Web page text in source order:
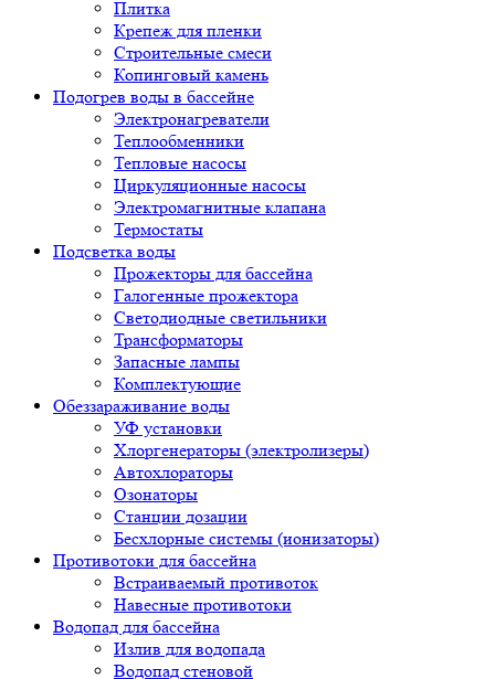
Плитка
Крепеж для пленки
Строительные смеси
Копинговый камень
Подогрев воды в бассейне
Электронагреватели
Теплообменники
Тепловые насосы
Циркуляционные насосы
Электромагнитные клапана
Термостаты
Подсветка воды
Прожекторы для бассейна
Галогенные прожектора
Светодиодные светильники
Трансформаторы
Запасные лампы
Комплектующие
Обеззараживание воды
УФ установки
Хлоргенераторы (электролизеры)
Автохлораторы
Озонаторы
Станции дозации
Бесхлорные системы (ионизаторы)
Противотоки для бассейна
Встраиваемый противоток
Навесные противотоки
Водопад для бассейна
Излив для водопада
Водопад стеновой